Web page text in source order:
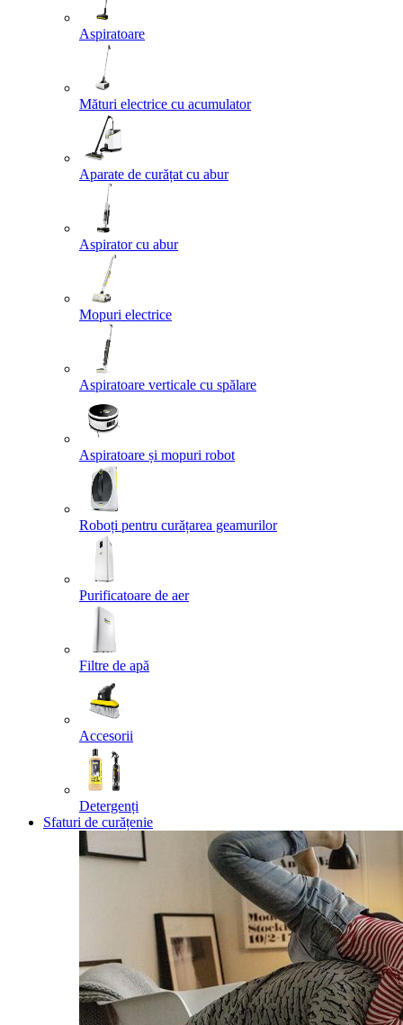
Aspiratoare
Mături electrice cu acumulator
Aparate de curățat cu abur
Aspirator cu abur
Mopuri electrice
Aspiratoare verticale cu spălare
Aspiratoare și mopuri robot
Roboți pentru curățarea geamurilor
Purificatoare de aer
Filtre de apă
Accesorii
Detergenți
Sfaturi de curățenie